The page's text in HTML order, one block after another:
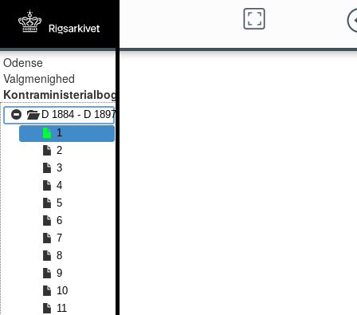
Odense
Valgmenighed
Kontraministerialbog
D 1884 - D 1897
1
2
3
4
5
6
7
8
9
10
11